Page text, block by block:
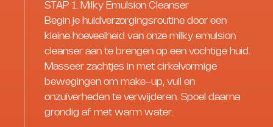
STAP 1. Milky Emulsion Cleanser
Begin je huidverzorgingsroutine door een
kleine hoeveelheid van onze milky emulsion
cleanser aan te brengen op een vochtige huid.
Masseer zachtjes in met cirkelvormige
bewegingen om make-up, vuil en
onzuiverheden te verwijderen. Spoel daarna
grondig af met warm water.